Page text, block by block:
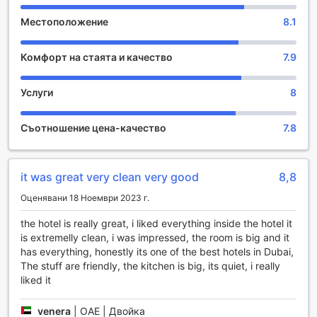
Развлекателни съоръжения в Rolla Residence
Rolla Residence в Дубай предлага изключителни
престоя ви незабравим. В комплекса ще откриете
множество магазини, където можете да се насладите
на пазаруване на уникални стоки и сувенири, които да
ви напомнят за вашето приключение в Обединените
разнообразие от местни и международни марки, което
прави всяко пазаруване истинско удоволствие.
След дълъг ден на разглеждане на забележителности,
можете да се отпуснете в хидромасажната вана или да
се насладите на релаксираща сесия в сауната. Spa
центърът на Rolla Residence предлага различни
процедури, които ще ви помогнат да се освежите и
възстановите. Независимо дали търсите момент на
спокойствие или просто искате да се насладите на
лукса на една от най-добрите спа услуги, Rolla
Residence е идеалното място за вас.
Местоположение 8.1
Комфорт на стаята и качество 7.9
Услуги 8
Съотношение цена-качество 7.8
it was great very clean very good 8,8
Оценявани 18 Ноември 2023 г.
the hotel is really great, i liked everything inside the hotel it
is extremelly clean, i was impressed, the room is big and it
has everything, honestly its one of the best hotels in Dubai,
The stuff are friendly, the kitchen is big, its quiet, i really
liked it
venera ОАЕ | Двойка